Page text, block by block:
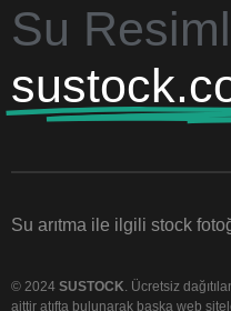
Su
Su arıtma ile ilgili stock
© 2024 SUSTOCK. Ücretsiz
aittir atıfta bulunarak başka web